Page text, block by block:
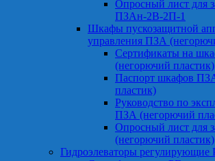
Опросный лист для
ПЗАн-2В-2П-1
Шкафы пускозащитной
управления ПЗА
Сертификаты на
(негорючий пластик)
Паспорт шкафов
пластик)
Руководство по
ПЗА (негорючий
Опросный лист для
(негорючий пластик)
Гидроэлеваторы регулирующие